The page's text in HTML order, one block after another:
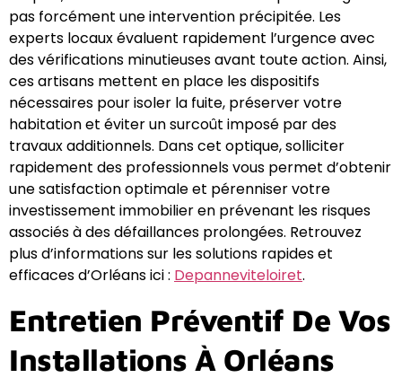
pas forcément une intervention précipitée. Les
experts locaux évaluent rapidement l’urgence avec
des vérifications minutieuses avant toute action. Ainsi,
ces artisans mettent en place les dispositifs
nécessaires pour isoler la fuite, préserver votre
habitation et éviter un surcoût imposé par des
travaux additionnels. Dans cet optique, solliciter
rapidement des professionnels vous permet d’obtenir
une satisfaction optimale et pérenniser votre
investissement immobilier en prévenant les risques
associés à des défaillances prolongées. Retrouvez
plus d’informations sur les solutions rapides et
efficaces d’Orléans ici : Depanneviteloiret.
Entretien Préventif De Vos
Installations À Orléans